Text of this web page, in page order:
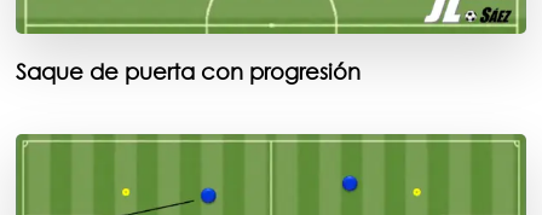
Saque de puerta con progresión